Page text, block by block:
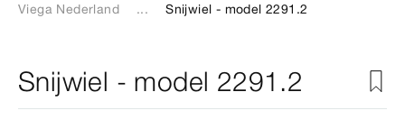
Viega Nederland ... Snijwiel - model 2291.2
Snijwiel - model 2291.2